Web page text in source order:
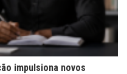
impulsiona novos